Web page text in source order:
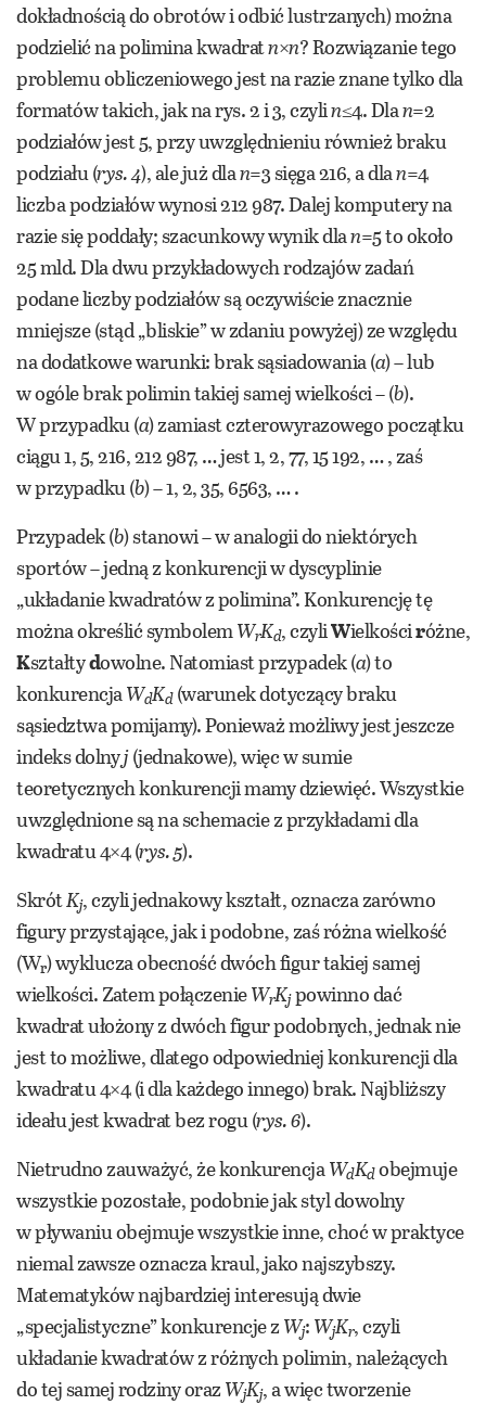
dokładnością do obrotów i odbić lustrzanych) można
podzielić na polimina kwadratn×n? Rozwiązanie tego
problemu obliczeniowego jest na razie znane tylko dla
formatów takich, jak na rys. 2 i 3, czylin≤4. Dlan=2
podziałów jest 5, przy uwzględnieniu również braku
podziału (rys. 4), ale już dlan=3 sięga 216, a dlan=4
liczba podziałów wynosi 212 987. Dalej komputery na
razie się poddały; szacunkowy wynik dlan=5 to około
25 mld. Dla dwu przykładowych rodzajów zadań
podane liczby podziałów są oczywiście znacznie
mniejsze (stąd „bliskie” w zdaniu powyżej) ze względu
na dodatkowe warunki: brak sąsiadowania (a) – lub
w ogóle brak polimin takiej samej wielkości – (b).
W przypadku (a) zamiast czterowyrazowego początku
ciągu 1, 5, 216, 212 987, … jest 1, 2, 77, 15 192, … , zaś
w przypadku (b) – 1, 2, 35, 6563, … .
Przypadek (b) stanowi – w analogii do niektórych
sportów – jedną z konkurencji w dyscyplinie
„układanie kwadratów z polimina”. Konkurencję tę
można określić symbolemWrKd, czyliWielkościróżne,
Kształtydowolne. Natomiast przypadek (a) to
konkurencjaWdKd(warunek dotyczący braku
sąsiedztwa pomijamy). Ponieważ możliwy jest jeszcze
indeks dolnyj(jednakowe), więc w sumie
teoretycznych konkurencji mamy dziewięć. Wszystkie
uwzględnione są na schemacie z przykładami dla
kwadratu 4×4 (rys. 5).
SkrótKj, czyli jednakowy kształt, oznacza zarówno
figury przystające, jak i podobne, zaś różna wielkość
(Wr) wyklucza obecność dwóch figur takiej samej
wielkości. Zatem połączenieWrKjpowinno dać
kwadrat ułożony z dwóch figur podobnych, jednak nie
jest to możliwe, dlatego odpowiedniej konkurencji dla
kwadratu 4×4 (i dla każdego innego) brak. Najbliższy
ideału jest kwadrat bez rogu (rys. 6).
Nietrudno zauważyć, że konkurencjaWdKdobejmuje
wszystkie pozostałe, podobnie jak styl dowolny
w pływaniu obejmuje wszystkie inne, choć w praktyce
niemal zawsze oznacza kraul, jako najszybszy.
Matematyków najbardziej interesują dwie
„specjalistyczne” konkurencje zWj:WjKr, czyli
układanie kwadratów z różnych polimin, należących
do tej samej rodziny orazWjKj, a więc tworzenie